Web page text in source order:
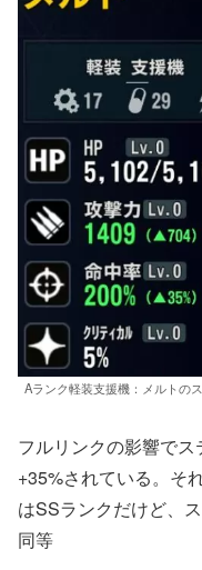
Aランク軽装支援機：メルトの
フルリンクの影響で
+35%されている。そ
はSSランクだけど、
同等